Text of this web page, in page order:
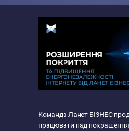
Команда Ланет БІЗНЕС
працювати над